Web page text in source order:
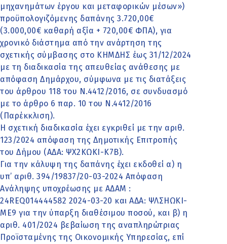
μηχανημάτων έργου και μεταφορικών μέσων»)
προϋπολογιζόμενης δαπάνης 3.720,00€
(3.000,00€ καθαρή αξία + 720,00€ ΦΠΑ), για
χρονικό διάστημα από την ανάρτηση της
σχετικής σύμβασης στο ΚΗΜΔΗΣ έως 31/12/2024
με τη διαδικασία της απευθείας ανάθεσης με
απόφαση Δημάρχου, σύμφωνα με τις διατάξεις
του άρθρου 118 του Ν.4412/2016, σε συνδυασμό
με το άρθρο 6 παρ. 10 του Ν.4412/2016
(Παρέκκλιση).
Η σχετική διαδικασία έχει εγκριθεί με την αριθ.
123/2024 απόφαση της Δημοτικής Επιτροπής
του Δήμου (ΑΔΑ: ΨΧ2ΚΩΚΙ-Κ7Β).
Για την κάλυψη της δαπάνης έχει εκδοθεί α) η
υπ’ αριθ. 394/19837/20-03-2024 Απόφαση
Ανάληψης υποχρέωσης με ΑΔΑΜ :
24REQ014444582 2024-03-20 και ΑΔΑ: ΨΛΣΗΩΚΙ-
ΜΕ9 για την ύπαρξη διαθέσιμου ποσού, και β) η
αριθ. 401/2024 βεβαίωση της αναπληρώτριας
Προϊσταμένης της Οικονομικής Υπηρεσίας, επί